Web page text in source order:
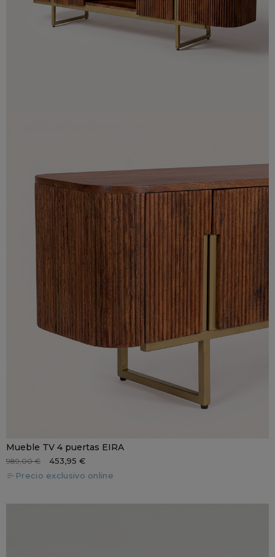
Mueble TV 4 puertas EIRA
989,00 €
453,95 €
Precio exclusivo online